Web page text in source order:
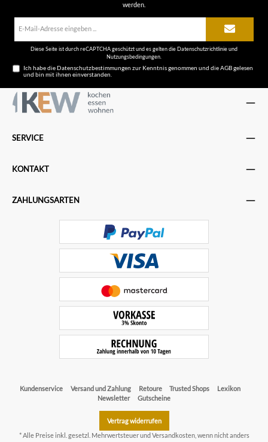
werden.
Diese Seite ist durch reCAPTCHA geschützt und es gelten die Datenschutzrichtlinieund
Nutzungsbedingungen.
Ich habe dieDatenschutzbestimmungen zur Kenntnis genommen und dieAGBgelesen
und bin mit ihnen einverstanden.
SERVICE
KONTAKT
ZAHLUNGSARTEN
Kundenservice Versand und Zahlung Retoure Trusted Shops
Lexikon
Newsletter
Gutscheine
Vertrag widerrufen
* Alle Preise inkl. gesetzl. Mehrwertsteuer undVersandkosten, wenn nicht anders